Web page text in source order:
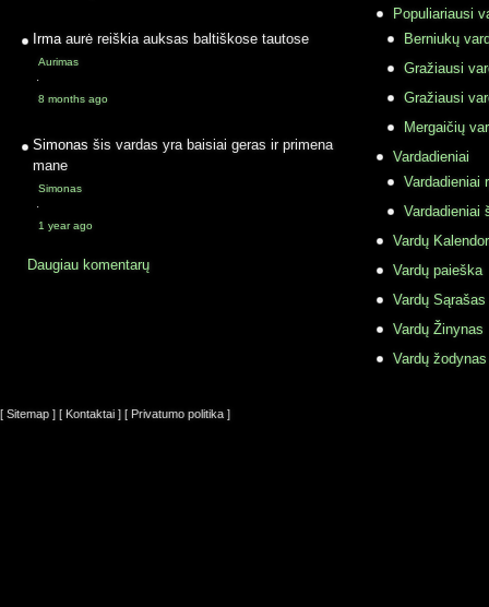
Irma aurė reiškia auksas baltiškose tautose
Aurimas
·
8 months ago
Simonas šis vardas yra baisiai geras ir primena
mane
Simonas
·
1 year ago
Daugiau komentarų
Populiariausi
Berniukų
Gražiausi
Gražiausi
Mergaičių
Vardadieniai
Vardadieniai
Vardadieniai
Vardų
Vardų paieška
Vardų Sąrašas
Vardų Žinynas
Vardų
[ Sitemap ] [ Kontaktai ] [ Privatumo politika ]